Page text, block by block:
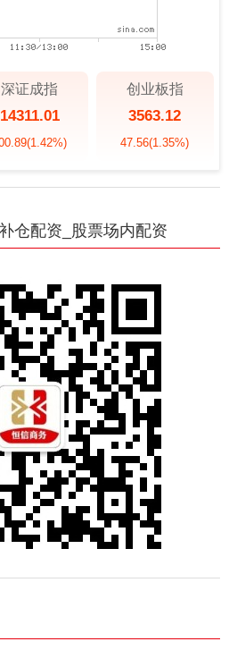
深证成指
14311.01
(1.42%)
创业板指
3563.12
47.56(1.35%)
仓配资_股票场内配资